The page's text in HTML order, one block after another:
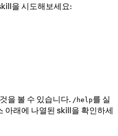
을 시도해보세요:
을 볼 수 있습니다. /help를 실
아래에 나열된 skill을 확인하세